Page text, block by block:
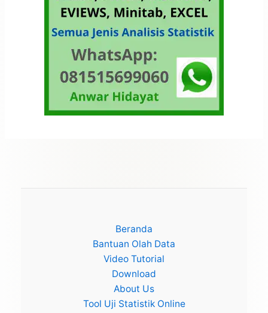
Beranda
Bantuan Olah Data
Video Tutorial
Download
About Us
Tool Uji Statistik Online